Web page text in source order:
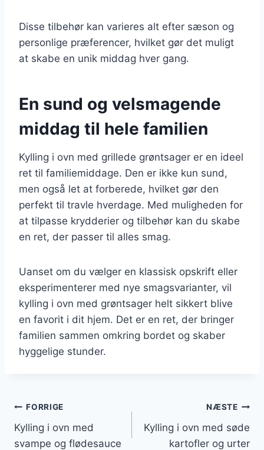
Disse tilbehør kan varieres alt efter sæson og
personlige præferencer, hvilket gør det muligt
at skabe en unik middag hver gang.
En sund og velsmagende
middag til hele familien
Kylling i ovn med grillede grøntsager er en ideel
ret til familiemiddage. Den er ikke kun sund,
men også let at forberede, hvilket gør den
perfekt til travle hverdage. Med muligheden for
at tilpasse krydderier og tilbehør kan du skabe
en ret, der passer til alles smag.
Uanset om du vælger en klassisk opskrift eller
eksperimenterer med nye smagsvarianter, vil
kylling i ovn med grøntsager helt sikkert blive
en favorit i dit hjem. Det er en ret, der bringer
familien sammen omkring bordet og skaber
hyggelige stunder.
Indlægsnavigation
FORRIGE
Kylling i ovn med
svampe og flødesauce
NÆSTE
Kylling i ovn med søde
kartofler og urter